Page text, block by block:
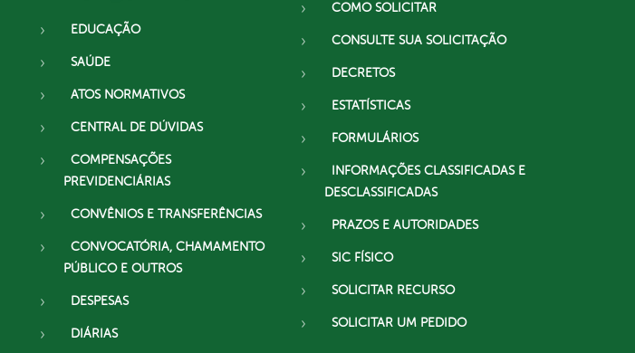
EDUCAÇÃO
SAÚDE
ATOS NORMATIVOS
CENTRAL DE DÚVIDAS
COMPENSAÇÕES
PREVIDENCIÁRIAS
CONVÊNIOS E TRANSFERÊNCIAS
CONVOCATÓRIA, CHAMAMENTO
PÚBLICO E OUTROS
DESPESAS
DIÁRIAS
COMO SOLICITAR
CONSULTE SUA SOLICITAÇÃO
DECRETOS
ESTATÍSTICAS
FORMULÁRIOS
INFORMAÇÕES CLASSIFICADAS E
DESCLASSIFICADAS
PRAZOS E AUTORIDADES
SIC FÍSICO
SOLICITAR RECURSO
SOLICITAR UM PEDIDO